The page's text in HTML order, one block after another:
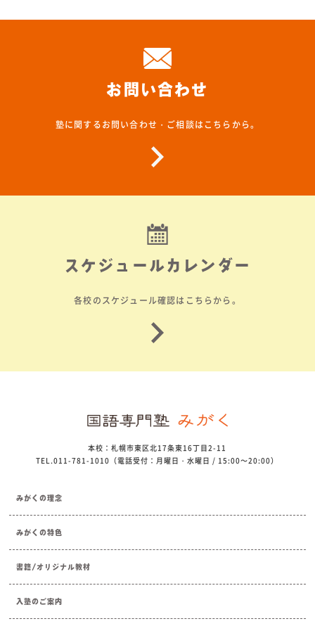
お問い合わせ
塾に関するお問い合わせ・ご相談はこちらから。
スケジュールカレンダー
各校のスケジュール確認はこちらから。
本校：札幌市東区北17条東16丁目2-11
TEL.011-781-1010（電話受付：月曜日・水曜日 / 15:00～20:00）
みがくの理念
みがくの特色
書籍/オリジナル教材
入塾のご案内